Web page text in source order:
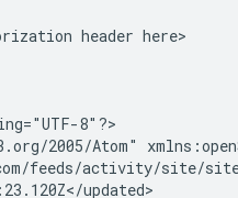
header here>
8"?>
2005/Atom"
feeds/activity/site/
updated>